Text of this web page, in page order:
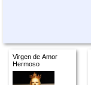
Virgen de Amor
Hermoso